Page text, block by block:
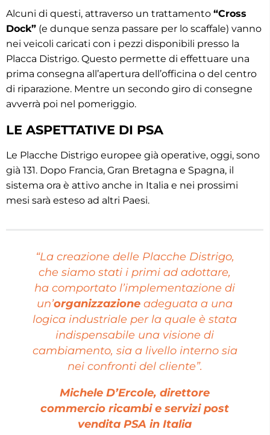
Alcuni di questi, attraverso un trattamento “Cross
Dock” (e dunque senza passare per lo scaffale) vanno
nei veicoli caricati con i pezzi disponibili presso la
Placca Distrigo. Questo permette di effettuare una
prima consegna all’apertura dell’officina o del centro
di riparazione. Mentre un secondo giro di consegne
avverrà poi nel pomeriggio.
LE ASPETTATIVE DI PSA
Le Placche Distrigo europee già operative, oggi, sono
già 131. Dopo Francia, Gran Bretagna e Spagna, il
sistema ora è attivo anche in Italia e nei prossimi
mesi sarà esteso ad altri Paesi.
“La creazione delle Placche Distrigo,
che siamo stati i primi ad adottare,
ha comportato l’implementazione di
un’organizzazione adeguata a una
logica industriale per la quale è stata
indispensabile una visione di
cambiamento, sia a livello interno sia
nei confronti del cliente”.
Michele D’Ercole, direttore
commercio ricambi e servizi post
vendita PSA in Italia